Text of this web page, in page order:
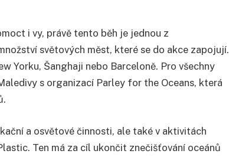
i vy, právě tento běh je jednou z
světových měst, které se do akce zapojují.
Yorku, Šanghaji nebo Barceloně. Pro všechny
s organizací Parley for the Oceans, která
a osvětové činnosti, ale také v aktivitách
Ten má za cíl ukončit znečišťování oceánů